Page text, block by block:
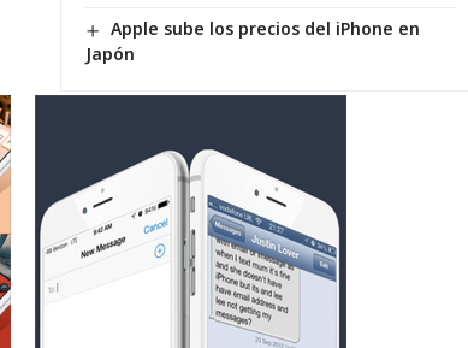
Apple sube los precios del iPhone en
Japón